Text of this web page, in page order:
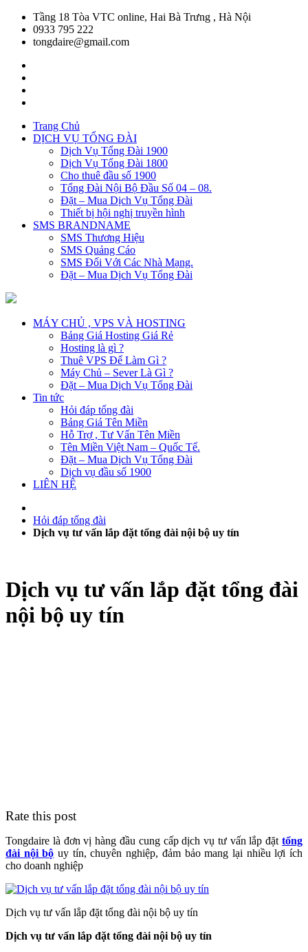
Tầng 18 Tòa VTC online, Hai Bà Trưng , Hà Nội
0933 795 222
tongdaire@gmail.com
Trang Chủ
DỊCH VỤ TỔNG ĐÀI
Dịch Vụ Tổng Đài 1900
Dịch Vụ Tổng Đài 1800
Cho thuê đầu số 1900
Tổng Đài Nội Bộ Đầu Số 04 – 08.
Đặt – Mua Dịch Vụ Tổng Đài
Thiết bị hội nghị truyền hình
SMS BRANDNAME
SMS Thương Hiệu
SMS Quảng Cáo
SMS Đối Với Các Nhà Mạng.
Đặt – Mua Dịch Vụ Tổng Đài
MÁY CHỦ , VPS VÀ HOSTING
Bảng Giá Hosting Giá Rẻ
Hosting là gì ?
Thuê VPS Để Làm Gì ?
Máy Chủ – Sever Là Gì ?
Đặt – Mua Dịch Vụ Tổng Đài
Tin tức
Hỏi đáp tổng đài
Bảng Giá Tên Miền
Hỗ Trợ , Tư Vấn Tên Miền
Tên Miền Việt Nam – Quốc Tế.
Đặt – Mua Dịch Vụ Tổng Đài
Dịch vụ đầu số 1900
LIÊN HỆ
Hỏi đáp tổng đài
Dịch vụ tư vấn lắp đặt tổng đài nội bộ uy tín
Dịch vụ tư vấn lắp đặt tổng đài
nội bộ uy tín
Rate this post
Tongdaire là đơn vị hàng đầu cung cấp dịch vụ tư vấn lắp đặt tổng
đài nội bộ uy tín, chuyên nghiệp, đảm bảo mang lại nhiều lợi ích
cho doanh nghiệp
Dịch vụ tư vấn lắp đặt tổng đài nội bộ uy tín
Dịch vụ tư vấn lắp đặt tổng đài nội bộ uy tín